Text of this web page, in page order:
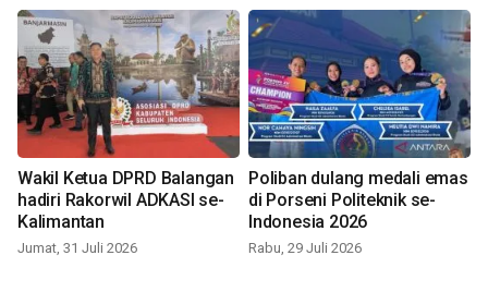
Wakil Ketua DPRD Balangan
hadiri Rakorwil ADKASI se-
Kalimantan
Jumat, 31 Juli 2026
Poliban dulang medali emas
di Porseni Politeknik se-
Indonesia 2026
Rabu, 29 Juli 2026